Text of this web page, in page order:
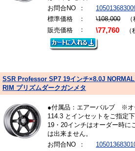
お問合NO
：
標準価格
： \108,000 （
販売価格
： \77,760 （
SSR Professor SP7 19インチ×8.0J
RIM プリズムダークガンメタ
●付属品：エアーバルブ ※オ
114.3 とインセットをご指定
19・20インチはオーダー時に
は出来ません。
お問合NO
：